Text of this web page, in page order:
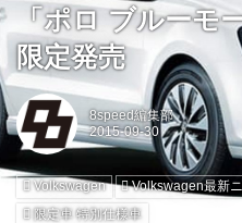
「ポロ ブルーモ
限定発売
8speed編集部
Volkswagen Volkswagen最新
限定車 特別仕様車